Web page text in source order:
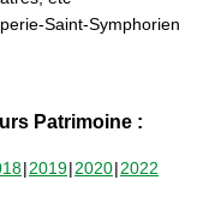
Saint-Symphorien
Patrimoine :
2019 2020 2022